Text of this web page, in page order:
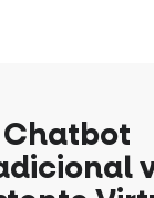
Chatbot